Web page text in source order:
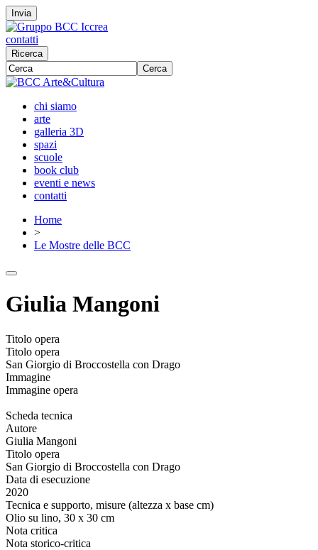
Invia
contatti
Ricerca
Cerca
chi siamo
arte
galleria 3D
spazi
scuole
book club
eventi e news
contatti
Home
>
Le Mostre delle BCC
Giulia Mangoni
Titolo opera
Titolo opera
San Giorgio di Broccostella con Drago
Immagine
Immagine opera
Scheda tecnica
Autore
Giulia Mangoni
Titolo opera
San Giorgio di Broccostella con Drago
Data di esecuzione
2020
Tecnica e supporto, misure (altezza x base cm)
Olio su lino, 30 x 30 cm
Nota critica
Nota storico-critica